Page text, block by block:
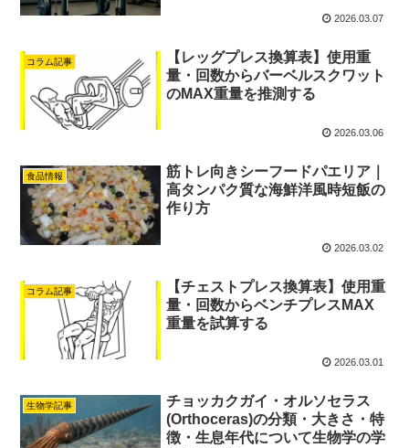
2026.03.07
コラム記事
【レッグプレス換算表】使用重
量・回数からバーベルスクワット
のMAX重量を推測する
2026.03.06
食品情報
筋トレ向きシーフードパエリア｜
高タンパク質な海鮮洋風時短飯の
作り方
2026.03.02
コラム記事
【チェストプレス換算表】使用重
量・回数からベンチプレスMAX
重量を試算する
2026.03.01
生物学記事
チョッカクガイ・オルソセラス
(Orthoceras)の分類・大きさ・特
徴・生息年代について生物学の学